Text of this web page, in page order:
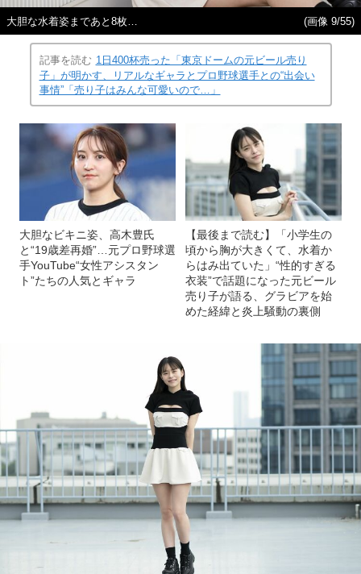
大胆な水着姿まであと8枚… (画像 9/55)
記事を読む 1日400杯売った「東京ドームの元ビール売り
子」が明かす、リアルなギャラとプロ野球選手との“出会い
事情”「売り子はみんな可愛いので…」
大胆なビキニ姿、高木豊氏
と“19歳差再婚”…元プロ野球選
手YouTube“女性アシスタン
ト”たちの人気とギャラ
【最後まで読む】「小学生の
頃から胸が大きくて、水着か
らはみ出ていた」“性的すぎる
衣装”で話題になった元ビール
売り子が語る、グラビアを始
めた経緯と炎上騒動の裏側